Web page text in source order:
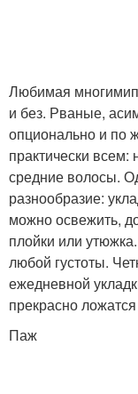
Любимая
и без. Рваные,
опционально и по
практически всем:
средние волосы.
разнообразие:
можно освежить,
плойки или
любой густоты.
ежедневной
прекрасно
Паж